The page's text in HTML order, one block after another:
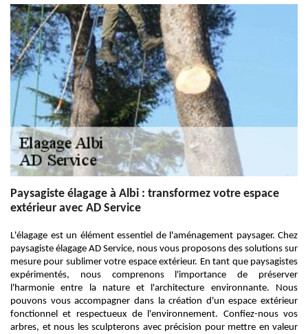
Paysagiste élagage à Albi : transformez votre espace
extérieur avec AD Service
L'élagage est un élément essentiel de l'aménagement paysager. Chez
paysagiste élagage AD Service, nous vous proposons des solutions sur
mesure pour sublimer votre espace extérieur. En tant que paysagistes
expérimentés, nous comprenons l'importance de préserver
l'harmonie entre la nature et l'architecture environnante. Nous
pouvons vous accompagner dans la création d'un espace extérieur
fonctionnel et respectueux de l'environnement. Confiez-nous vos
arbres, et nous les sculpterons avec précision pour mettre en valeur